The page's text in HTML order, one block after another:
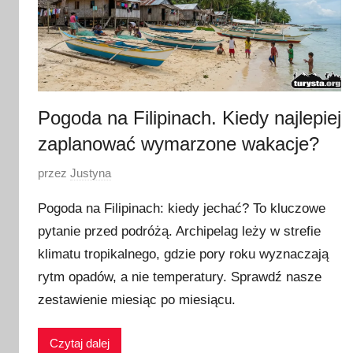
Pogoda na Filipinach. Kiedy najlepiej
zaplanować wymarzone wakacje?
O
u
b
l
i
k
przez Justyna
Pogoda na Filipinach: kiedy jechać? To kluczowe
pytanie przed podróżą. Archipelag leży w strefie
klimatu tropikalnego, gdzie pory roku wyznaczają
rytm opadów, a nie temperatury. Sprawdź nasze
zestawienie miesiąc po miesiącu.
Czytaj dalej